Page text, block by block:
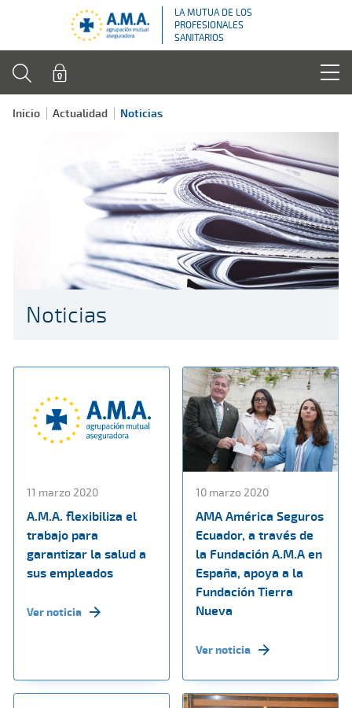
LA MUTUA DE LOS
PROFESIONALES
SANITARIOS
Inicio Actualidad Noticias
Noticias
11 marzo 2020
A.M.A. flexibiliza el
trabajo para
garantizar la salud a
sus empleados
Ver noticia
10 marzo 2020
AMA América Seguros
Ecuador, a través de
la Fundación A.M.A en
España, apoya a la
Fundación Tierra
Nueva
Ver noticia